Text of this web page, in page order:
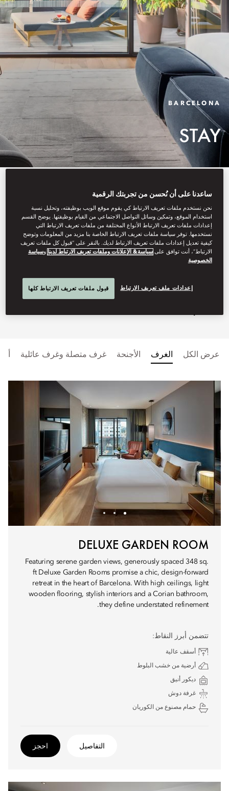
BARCELONA
STAY
With contemporary interiors by
revered designer Patricia
Urquiola, our luxurious hotel
rooms, Michelin-starred restaurant
and fantastic spa make us the
perfect base to explore the
عرض الكل الغرف الأجنحة غرف متصلة وغرف عائلية
DELUXE GARDEN ROOM
Featuring serene garden views, generously spaced 348 sq.
ft Deluxe Garden Rooms promise a chic, design-forward
retreat in the heart of Barcelona. With high ceilings, light
wooden flooring, stylish interiors and a Corian bathroom,
they define understated refinement.
تتضمن أبرز النقاط:
أسقف عالية
أرضية من خشب البلوط
ديكور أنيق
غرفة دوش
حمام مصنوع من الكوريان
التفاصيل احجز
ساعدنا على أن نُحسن من تجربتك الرقمية
نحن نستخدم ملفات تعريف الارتباط كي يقوم موقع الويب بوظيفته، وتحليل نسبة
استخدام الموقع، وتمكين وسائل التواصل الاجتماعي من القيام بوظيفتها. يوضح القسم
إعدادات ملفات تعريف الارتباط الأنواع المختلفة من ملفات تعريف الارتباط التي
نستخدمها. توفر سياسة ملفات تعريف الارتباط الخاصة بنا مزيد من المعلومات وتوضح
كيفية تعديل إعدادات ملفات تعريف الارتباط لديك. بالنقر على “قبول كل ملفات تعريف
الارتباط”، أنت توافق علىسياسة& الإعلانات وملفات تعريف الارتباط لدينا وسياسة
الخصوصية
إعدادات ملف تعريف الارتباط قبول ملفات تعريف الارتباط كلها